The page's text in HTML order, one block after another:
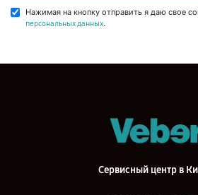
Нажимая на кнопку отправить я даю свое
персональных данных.
Сервисный центр в